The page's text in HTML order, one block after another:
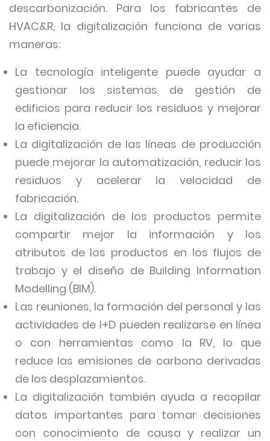
descarbonización. Para los fabricantes de
HVAC&R, la digitalización funciona de varias
maneras:
La tecnología inteligente puede ayudar a
gestionar los sistemas de gestión de
edificios para reducir los residuos y mejorar
la eficiencia.
La digitalización de las líneas de producción
puede mejorar la automatización, reducir los
residuos y acelerar la velocidad de
fabricación.
La digitalización de los productos permite
compartir mejor la información y los
atributos de los productos en los flujos de
trabajo y el diseño de Building Information
Modelling (BIM).
Las reuniones, la formación del personal y las
actividades de I+D pueden realizarse en línea
o con herramientas como la RV, lo que
reduce las emisiones de carbono derivadas
de los desplazamientos.
La digitalización también ayuda a recopilar
datos importantes para tomar decisiones
con conocimiento de causa y realizar un